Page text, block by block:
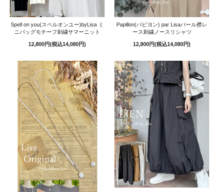
Spell on you(スペルオンユー)byLisa ミ
ニバッグモチーフ刺繍サマーニット
12,800円(税込14,080円)
Papillon(パピヨン) par Lisaパール襟レ
ース刺繍ノースリシャツ
12,800円(税込14,080円)